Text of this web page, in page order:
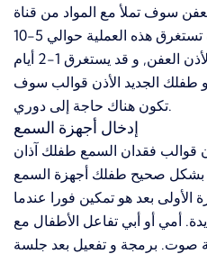
سوف تملأ مع المواد من قناة
الأذن الخارجية. سوف تستغرق هذه العملية حوالي 5-10
دقائق. قدمت في ورشة عمل الأذن العفن, و قد يستغرق 1-2 أيام
طفلك الجديد الأذن قوالب سوف
تكون هناك حاجة إلى دوري.
إدخال أجهزة السمع
قوالب فقدان السمع طفلك آذان
بشكل صحيح طفلك أجهزة السمع
الأولى بعد هو تمكين فورا عندما
أمي أو أبي تفاعل الأطفال مع
صوت. برمجة و تفعيل بعد جلسة